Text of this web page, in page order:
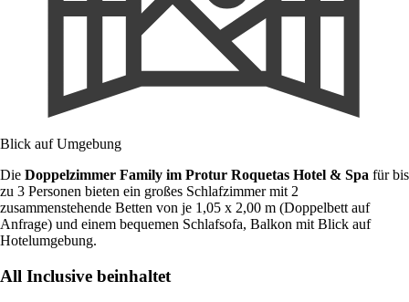
Blick auf Umgebung
Die Doppelzimmer Family im Protur Roquetas Hotel & Spa für bis
zu 3 Personen bieten ein großes Schlafzimmer mit 2
zusammenstehende Betten von je 1,05 x 2,00 m (Doppelbett auf
Anfrage) und einem bequemen Schlafsofa, Balkon mit Blick auf
Hotelumgebung.
All Inclusive beinhaltet